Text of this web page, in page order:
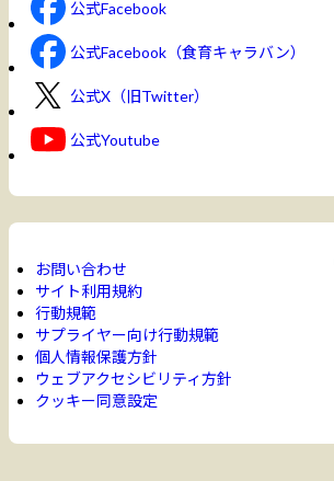
公式Facebook
公式Facebook（食育キャラバン）
公式X（旧Twitter）
公式Youtube
お問い合わせ
サイト利用規約
行動規範
サプライヤー向け行動規範
個人情報保護方針
ウェブアクセシビリティ方針
クッキー同意設定